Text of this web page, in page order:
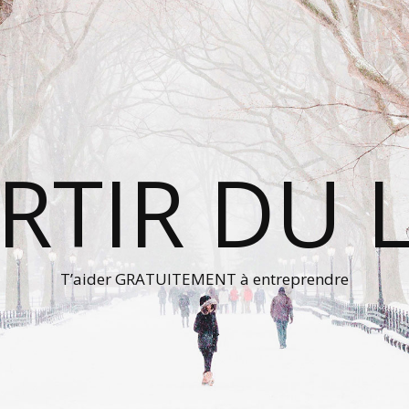
DU
T’aider GRATUITEMENT à entreprendre